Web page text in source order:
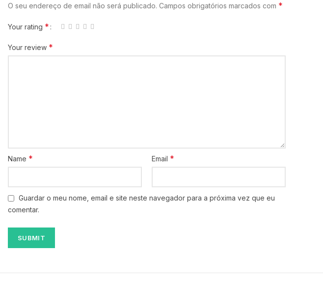
O seu endereço de email não será publicado. Campos obrigatórios marcados com *
Your rating *
Your review *
Name * Email *
Guardar o meu nome, email e site neste navegador para a próxima vez que eu
comentar.